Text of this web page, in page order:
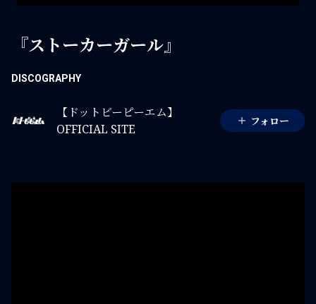
『ストーカーガール』
DISCOGRAPHY
【ドットビーピーエム】
OFFICIAL SITE
フォロー